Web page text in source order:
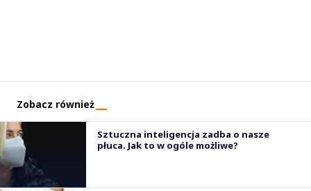
Zobacz również
Sztuczna inteligencja zadba o nasze
płuca. Jak to w ogóle możliwe?